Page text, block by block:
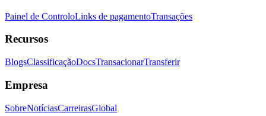
Painel de ControloLinks de pagamentoTransações
Recursos
BlogsClassificaçãoDocsTransacionarTransferir
Empresa
SobreNotíciasCarreirasGlobal